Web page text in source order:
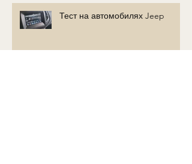
Тест на автомобилях Jeep